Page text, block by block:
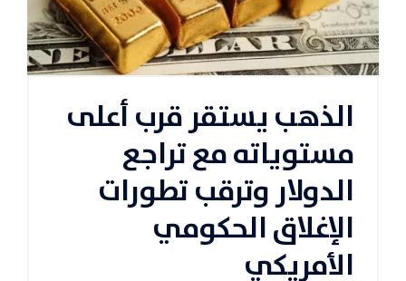
الذهب يستقر قرب أعلى
مستوياته مع تراجع
الدولار وترقب تطورات
الإغلاق الحكومي
الأمريكي